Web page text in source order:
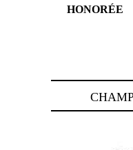
HONORÉE